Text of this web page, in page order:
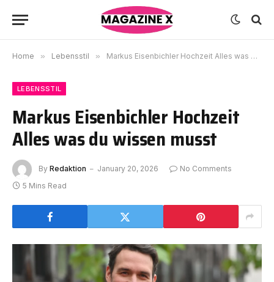
Home » Lebensstil » Markus Eisenbichler Hochzeit Alles was du wissen musst
LEBENSSTIL
Markus Eisenbichler Hochzeit
Alles was du wissen musst
By Redaktion January 20, 2026
No Comments
5 Mins Read